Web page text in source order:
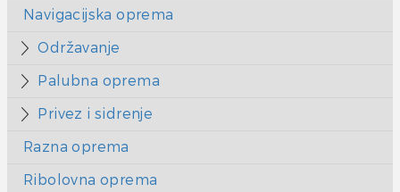
Navigacijska oprema
Održavanje
Palubna oprema
Privez i sidrenje
Razna oprema
Ribolovna oprema